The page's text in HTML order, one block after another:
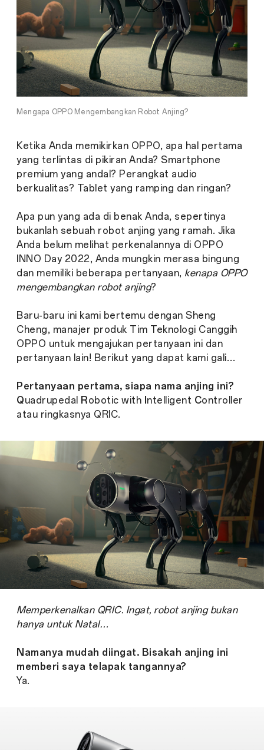
Mengapa OPPO Mengembangkan Robot Anjing?
Ketika Anda memikirkan OPPO, apa hal pertama
yang terlintas di pikiran Anda? Smartphone
premium yang andal? Perangkat audio
berkualitas? Tablet yang ramping dan ringan?
Apa pun yang ada di benak Anda, sepertinya
bukanlah sebuah robot anjing yang ramah. Jika
Anda belum melihat perkenalannya di OPPO
INNO Day 2022, Anda mungkin merasa bingung
dan memiliki beberapa pertanyaan, kenapa OPPO
mengembangkan robot anjing?
Baru-baru ini kami bertemu dengan Sheng
Cheng, manajer produk Tim Teknologi Canggih
OPPO untuk mengajukan pertanyaan ini dan
pertanyaan lain! Berikut yang dapat kami gali…
Pertanyaan pertama, siapa nama anjing ini?
Quadrupedal Robotic with ntelligent Controller
atau ringkasnya QRIC.
Memperkenalkan QRIC. Ingat, robot anjing bukan
hanya untuk Natal…
Namanya mudah diingat. Bisakah anjing ini
memberi saya telapak tangannya?
Ya.